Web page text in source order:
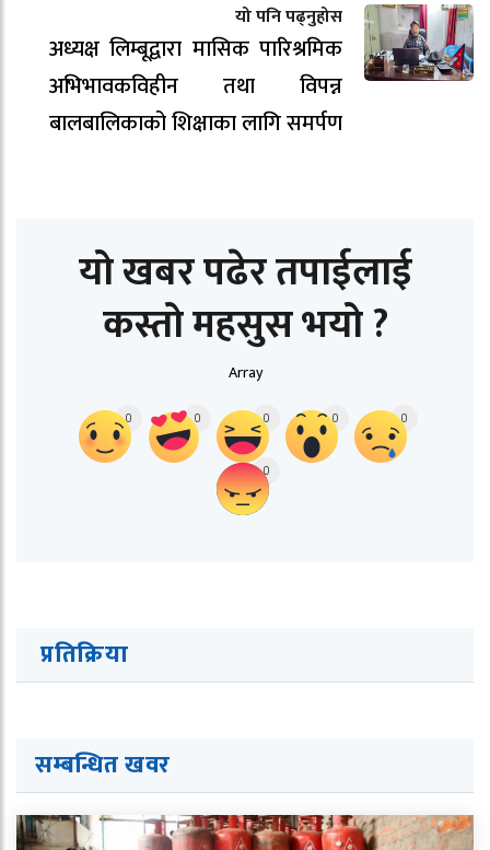
यो पनि पढ्नुहोस
अध्यक्ष लिम्बूद्वारा मासिक पारिश्रमिक
अभिभावकविहीन तथा विपन्न
बालबालिकाको शिक्षाका लागि समर्पण
यो खबर पढेर तपाईलाई
कस्तो महसुस भयो ?
Array
0 0 0 0 0
0
प्रतिक्रिया
सम्बन्धित खवर